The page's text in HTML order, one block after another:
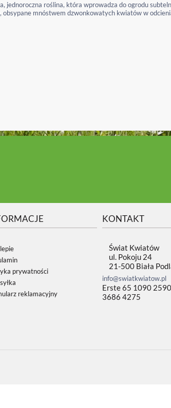
roślina, która wprowadza do ogrodu
mnóstwem dzwonkowatych kwiatów w
prywatności
reklamacyjny
KONTAKT
Świat Kwiatów
ul. Pokoju 24
21-500 Biała
info@swiatkwiatow.pl
Erste 65 1090
3686 4275